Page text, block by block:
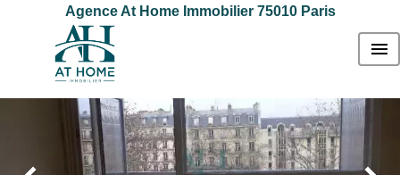
Agence At Home Immobilier 75010 Paris